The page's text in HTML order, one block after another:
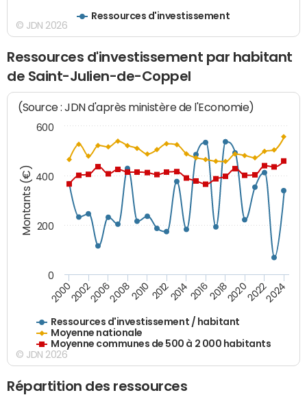
Ressources d'investissement
© JDN 2026
Ressources d'investissement par habitant
de Saint-Julien-de-Coppel
Montants (€)
(Source : JDN d'après ministère de l'Economie)
Ressources d'investissement / habitant
Moyenne nationale
Moyenne communes de 500 à 2 000 habitants
20002002200620082010 2012201420162018202020222024
0
200
400
600
© JDN 2026
Répartition des ressources